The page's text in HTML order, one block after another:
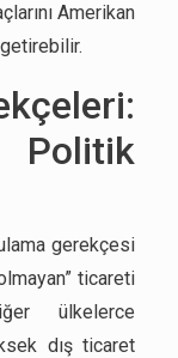
Amerikan
gerekçesi
ticareti
ülkelerce
dış ticaret